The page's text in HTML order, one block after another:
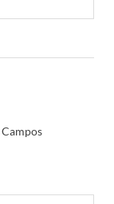
Campos